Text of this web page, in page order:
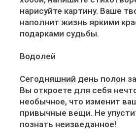
нарисуйте картину. Ваше
наполнит жизнь яркими
подарками судьбы.
Водолей
Сегодняшний день полон
Вы откроете для себя
необычное, что изменит
привычные вещи. Не
познать неизведанное!